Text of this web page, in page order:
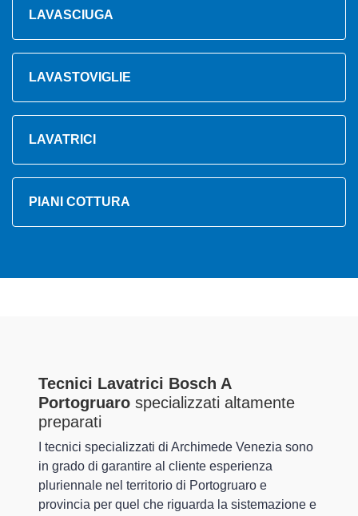
LAVASCIUGA
LAVASTOVIGLIE
LAVATRICI
PIANI COTTURA
Tecnici Lavatrici Bosch A
Portogruaro specializzati altamente
preparati
I tecnici specializzati di Archimede Venezia sono
in grado di garantire al cliente esperienza
pluriennale nel territorio di Portogruaro e
provincia per quel che riguarda la sistemazione e